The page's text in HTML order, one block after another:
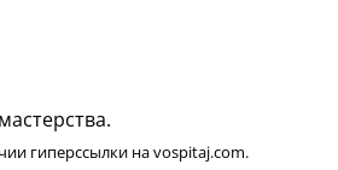
гиперссылки на vospitaj.com.